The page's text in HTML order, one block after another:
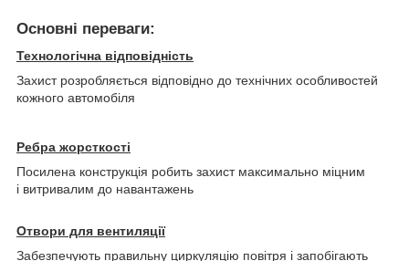
Основні переваги:
Технологічна відповідність
Захист розробляється відповідно до технічних особливостей
кожного автомобіля
Ребра жорсткості
Посилена конструкція робить захист максимально міцним
і витривалим до навантажень
Отвори для вентиляції
Забезпечують правильну циркуляцію повітря і запобігають